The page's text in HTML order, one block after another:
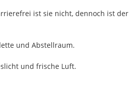
ist sie nicht, dennoch ist der
und Abstellraum.
und frische Luft.